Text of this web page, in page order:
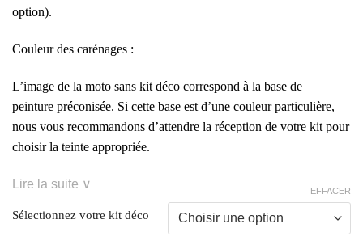
option).
Couleur des carénages :
L’image de la moto sans kit déco correspond à la base de
peinture préconisée. Si cette base est d’une couleur particulière,
nous vous recommandons d’attendre la réception de votre kit pour
choisir la teinte appropriée.
Lire la suite ∨
Sélectionnez votre kit déco
EFFACER